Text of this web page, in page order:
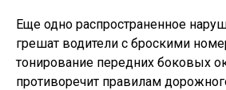
Еще одно распространенное
грешат водители с броскими
тонирование передних боковых
противоречит правилам